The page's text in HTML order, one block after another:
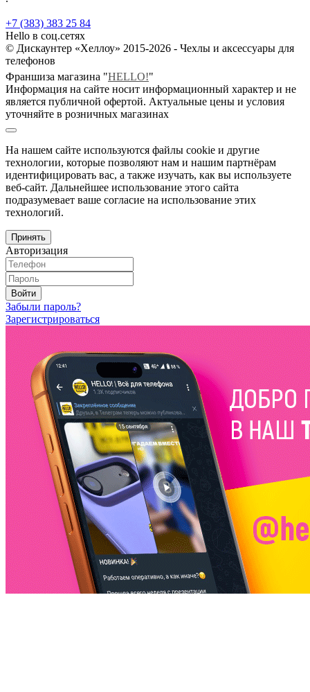
+7 (383) 383 25 84
Hello в соц.сетях
© Дискаунтер «Хеллоу» 2015-2026 - Чехлы и аксессуары для
телефонов
Франшиза магазина "HELLO!"
Информация на сайте носит информационный характер и не
является публичной офертой. Актуальные цены и условия
уточняйте в розничных магазинах
На нашем сайте используются файлы cookie и другие
технологии, которые позволяют нам и нашим партнёрам
идентифицировать вас, а также изучать, как вы используете
веб-сайт. Дальнейшее использование этого сайта
подразумевает ваше согласие на использование этих
технологий.
Принять
Авторизация
Войти
Забыли пароль?
Зарегистрироваться